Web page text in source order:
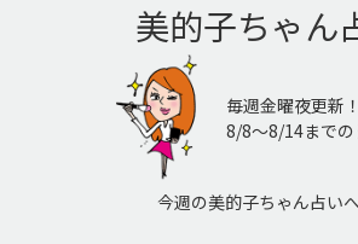
美的子ちゃん
毎週金曜夜更新！
8/8〜8/14までの
今週の美的子ちゃん占いへ